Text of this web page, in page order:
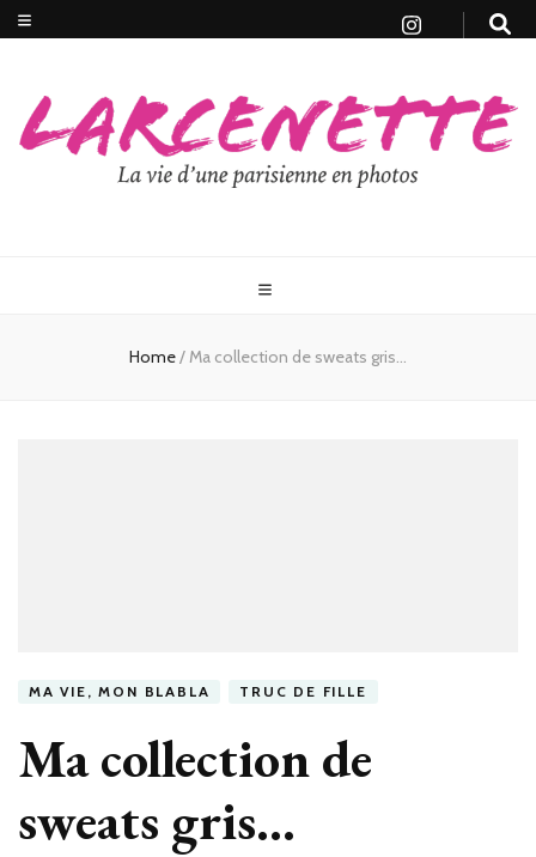
Home/Ma collection de sweats gris…
MA VIE, MON BLABLA TRUC DE FILLE
Ma collection de
sweats gris…